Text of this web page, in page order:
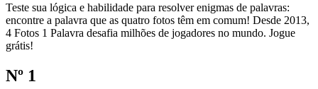
Teste sua lógica e habilidade para resolver enigmas de palavras:
encontre a palavra que as quatro fotos têm em comum! Desde 2013,
4 Fotos 1 Palavra desafia milhões de jogadores no mundo. Jogue
grátis!
Nº 1